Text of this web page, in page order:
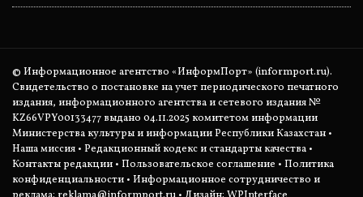
© Информационное агентство «ИнформПорт» (informport.ru).
Свидетельство о постановке на учет периодического печатного
издания, информационного агентства и сетевого издания №
KZ66VPY00133477 выдано 04.11.2025 комитетом информации
Министерства культуры и информации Республики Казахстан •
Наша миссия • Редакционный кодекс и стандарты качества •
Контакты редакции • Пользовательское соглашение • Политика
конфиденциальности • Информационное сотрудничество и